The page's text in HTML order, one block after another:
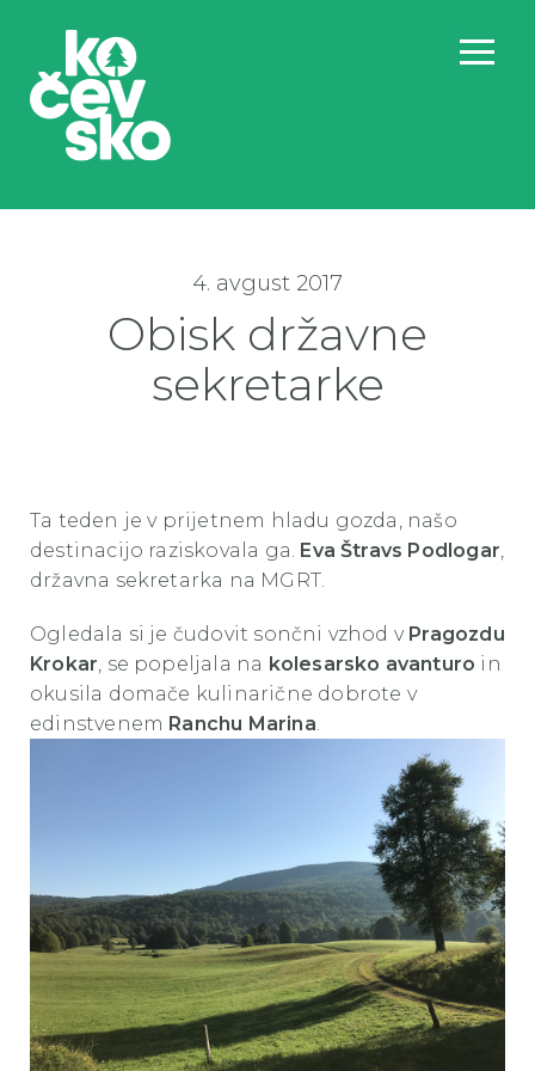
4. avgust 2017
Obisk državne
sekretarke
Ta teden je v prijetnem hladu gozda, našo
destinacijo raziskovala ga. Eva Štravs Podlogar,
državna sekretarka na MGRT.
Ogledala si je čudovit sončni vzhod v Pragozdu
Krokar, se popeljala na kolesarsko avanturo in
okusila domače kulinarične dobrote v
edinstvenem Ranchu Marina.